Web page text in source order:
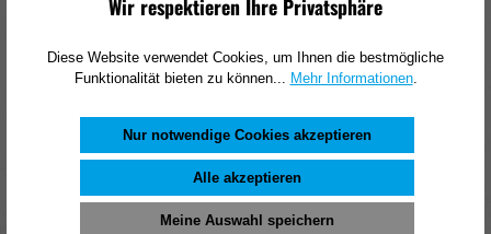
Wir respektieren Ihre Privatsphäre
Diese Website verwendet Cookies, um Ihnen die bestmögliche
Funktionalität bieten zu können...
Mehr Informationen.
Nur notwendige Cookies akzeptieren
Alle akzeptieren
Meine Auswahl speichern